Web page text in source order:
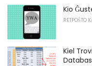
Kio
RETPOŜTO
Kiel